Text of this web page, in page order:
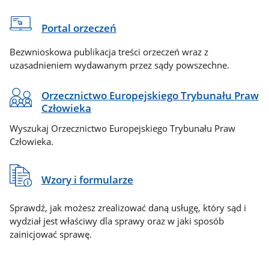
Portal orzeczeń
Bezwnioskowa publikacja treści orzeczeń wraz z
uzasadnieniem wydawanym przez sądy powszechne.
Orzecznictwo Europejskiego Trybunału Praw
Człowieka
Wyszukaj Orzecznictwo Europejskiego Trybunału Praw
Człowieka.
Wzory i formularze
Sprawdź, jak możesz zrealizować daną usługę, który sąd i
wydział jest właściwy dla sprawy oraz w jaki sposób
zainicjować sprawę.